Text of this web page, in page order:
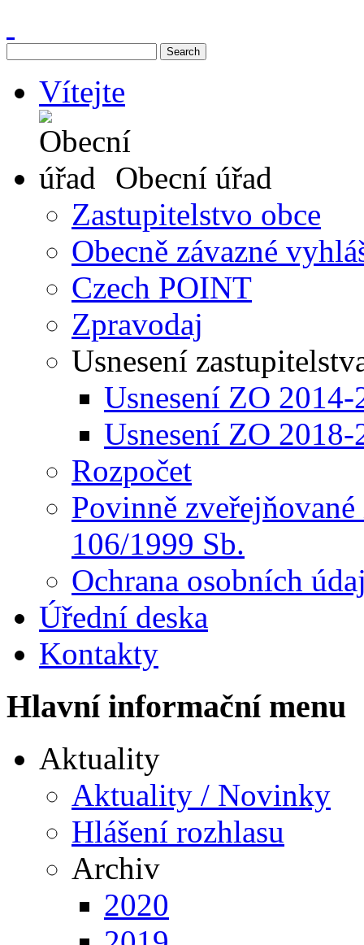
Vítejte
Obecní úřad
Zastupitelstvo obce
Obecně závazné
Czech POINT
Zpravodaj
Usnesení
Usnesení ZO 2014-
Usnesení ZO 2018-
Rozpočet
Povinně
106/1999 Sb.
Ochrana osobních
Úřední deska
Kontakty
Hlavní informační menu
Aktuality
Aktuality / Novinky
Hlášení rozhlasu
Archiv
2020